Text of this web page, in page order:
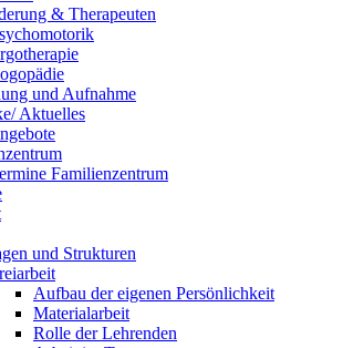
& Therapeuten
und Aufnahme
Aktuelles
Familienzentrum
und Strukturen
Aufbau der eigenen Persönlichkeit
Materialarbeit
Rolle der Lehrenden